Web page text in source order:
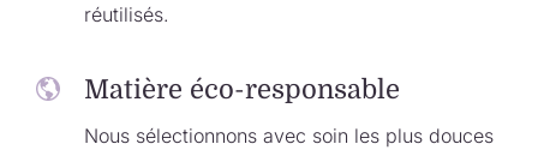
réutilisés.
Matière éco-responsable
Nous sélectionnons avec soin les plus douces